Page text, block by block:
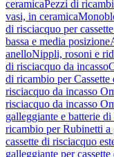
ceramicaPezzi di
vasi, in ceramica
di risciacquo per
bassa e media posizione
anelloNippli, rosoni e
di risciacquo da incasso
di ricambio per
risciacquo da incasso
risciacquo da incasso
galleggiante e batterie di
ricambio per Rubinetti a
cassette di risciacquo
galleggiante per